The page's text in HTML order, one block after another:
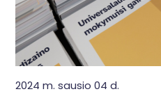
2024 m. sausio 04 d.